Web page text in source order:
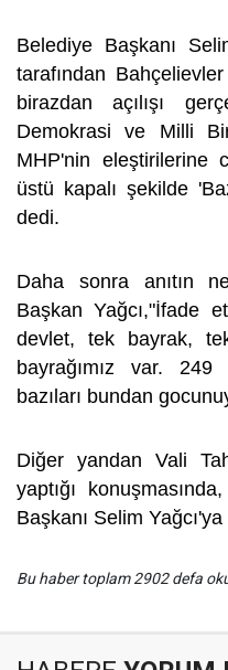
Belediye Başkanı
tarafından
birazdan açılışı
Demokrasi ve Milli
MHP'nin eleştirilerine
üstü kapalı şekilde
dedi.
Daha sonra anıtın
Başkan Yağcı,"İfade
devlet, tek bayrak,
bayrağımız var.
bazıları bundan
Diğer yandan Vali
yaptığı
Başkanı Selim
Bu haber toplam 2902 defa